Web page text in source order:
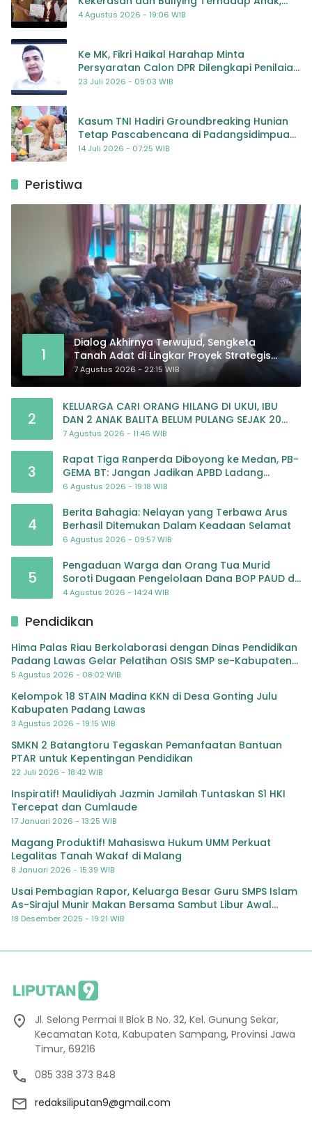
Dorong Kolaborasi Seluruh Pihak
4 Agustus 2026 - 19:06 WIB
Ke MK, Fikri Haikal Harahap Minta
Persyaratan Calon DPR Dilengkapi Penilaian
Kompetensi
23 Juli 2026 - 09:03 WIB
Kasum TNI Hadiri Groundbreaking Hunian
Tetap Pascabencana di Padangsidimpuan,
Harapan Baru bagi Penyintas
14 Juli 2026 - 07:25 WIB
Peristiwa
1
Dialog Akhirnya Terwujud, Sengketa
Tanah Adat di Lingkar Proyek Strategis
Nasional Memasuki Babak Baru
7 Agustus 2026 - 22:15 WIB
2
KELUARGA CARI ORANG HILANG DI UKUI, IBU
DAN 2 ANAK BALITA BELUM PULANG SEJAK 20
JULI 2026
7 Agustus 2026 - 11:46 WIB
3
Rapat Tiga Ranperda Diboyong ke Medan, PB-
GEMA BT: Jangan Jadikan APBD Ladang
Pembiayaan yang Tak Perlu
6 Agustus 2026 - 19:18 WIB
4
Berita Bahagia: Nelayan yang Terbawa Arus
Berhasil Ditemukan Dalam Keadaan Selamat
6 Agustus 2026 - 09:57 WIB
5
Pengaduan Warga dan Orang Tua Murid
Soroti Dugaan Pengelolaan Dana BOP PAUD di
TK Al-Ikhlas Tapanuli Selatan
4 Agustus 2026 - 14:24 WIB
Pendidikan
Hima Palas Riau Berkolaborasi dengan Dinas Pendidikan
Padang Lawas Gelar Pelatihan OSIS SMP se-Kabupaten
Padang Lawas
5 Agustus 2026 - 08:02 WIB
Kelompok 18 STAIN Madina KKN di Desa Gonting Julu
Kabupaten Padang Lawas
3 Agustus 2026 - 19:15 WIB
SMKN 2 Batangtoru Tegaskan Pemanfaatan Bantuan
PTAR untuk Kepentingan Pendidikan
22 Juli 2026 - 18:42 WIB
Inspiratif! Maulidiyah Jazmin Jamilah Tuntaskan S1 HKI
Tercepat dan Cumlaude
17 Januari 2026 - 13:25 WIB
Magang Produktif! Mahasiswa Hukum UMM Perkuat
Legalitas Tanah Wakaf di Malang
8 Januari 2026 - 15:39 WIB
Usai Pembagian Rapor, Keluarga Besar Guru SMPS Islam
As-Sirajul Munir Makan Bersama Sambut Libur Awal
Semester
18 Desember 2025 - 19:21 WIB
Jl. Selong Permai II Blok B No. 32, Kel. Gunung Sekar,
Kecamatan Kota, Kabupaten Sampang, Provinsi Jawa
Timur, 69216
085 338 373 848
redaksiliputan9@gmail.com